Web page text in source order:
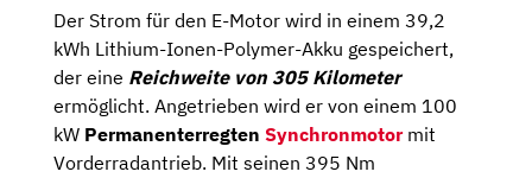
Der Strom für den E-Motor wird in einem 39,2
kWh Lithium-Ionen-Polymer-Akku gespeichert,
der eine Reichweite von 305 Kilometer
ermöglicht. Angetrieben wird er von einem 100
kW Permanenterregten Synchronmotor mit
Vorderradantrieb. Mit seinen 395 Nm